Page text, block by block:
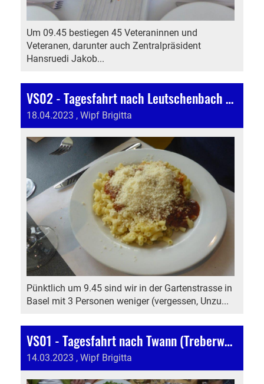
Um 09.45 bestiegen 45 Veteraninnen und
Veteranen, darunter auch Zentralpräsident
Hansruedi Jakob...
VS02 - Tagesfahrt nach Leutschenbach SRF
18.04.2023 , Wipf Brigitta
Pünktlich um 9.45 sind wir in der Gartenstrasse in
Basel mit 3 Personen weniger (vergessen, Unzu...
VS01 - Tagesfahrt nach Twann (Treberwurstessen)
14.03.2023 , Wipf Brigitta